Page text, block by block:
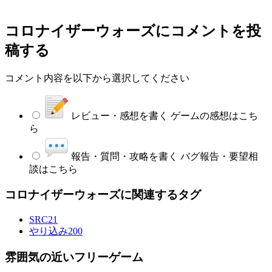
コロナイザーウォーズにコメントを投
稿する
コメント内容を以下から選択してください
レビュー・感想を書く ゲームの感想はこち
ら
報告・質問・攻略を書く バグ報告・要望相
談はこちら
コロナイザーウォーズに関連するタグ
SRC21
やり込み200
雰囲気の近いフリーゲーム